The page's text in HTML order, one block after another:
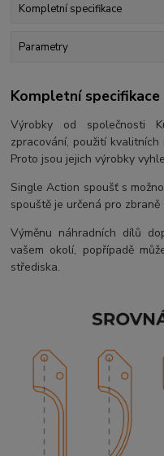
Kompletní specifikace
Parametry
Kompletní specifikace
Výrobky od společnosti
zpracování, použití
Proto jsou jejich výrobky
Single Action spoušť s
spouště je určená pro
Výměnu náhradních dílů
vašem okolí, popřípadě
střediska.